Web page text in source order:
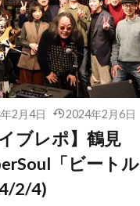
2月4日 2024年2月6日
イブレポ】鶴見
「ビートル
2/4)